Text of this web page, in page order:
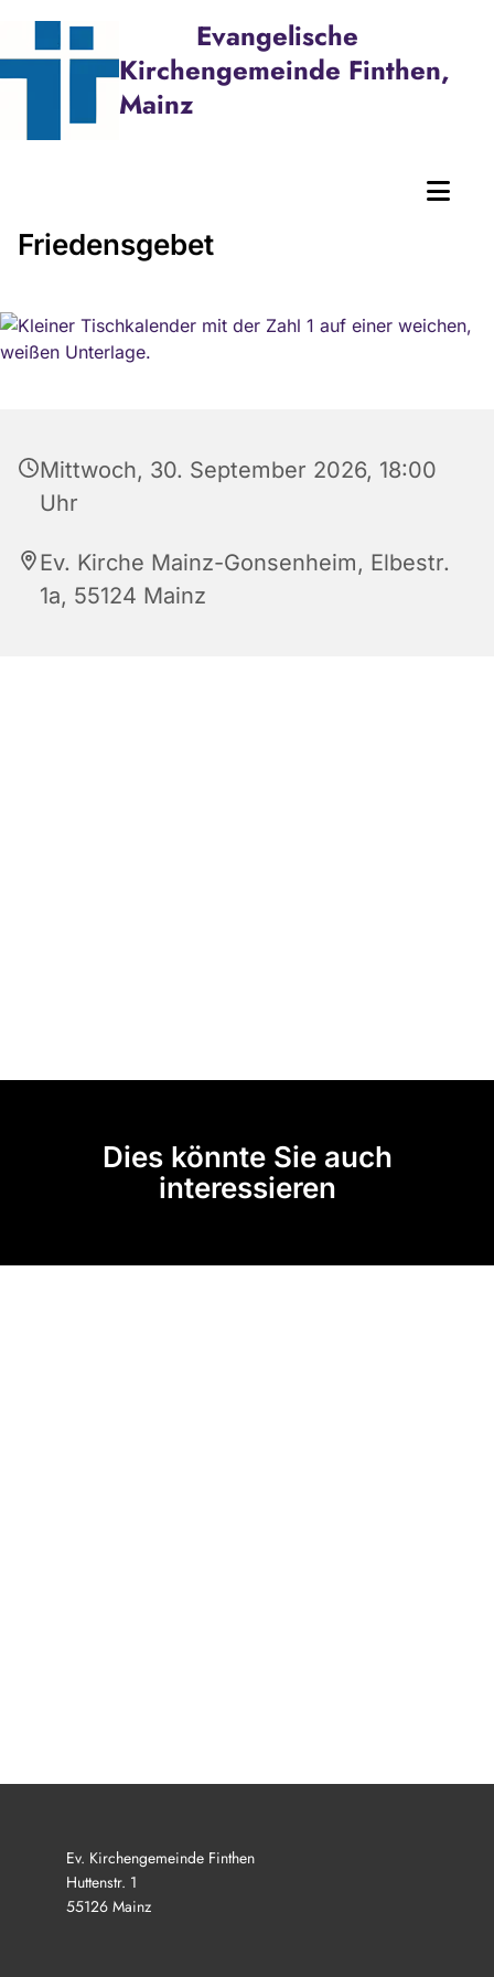
Evangelische
Kirchengemeinde Finthen,
Mainz
Friedensgebet
Mittwoch, 30. September 2026, 18:00
Uhr
Ev. Kirche Mainz-Gonsenheim, Elbestr.
1a, 55124 Mainz
Dies könnte Sie auch
interessieren
Ev. Kirchengemeinde Finthen
Huttenstr. 1
55126 Mainz